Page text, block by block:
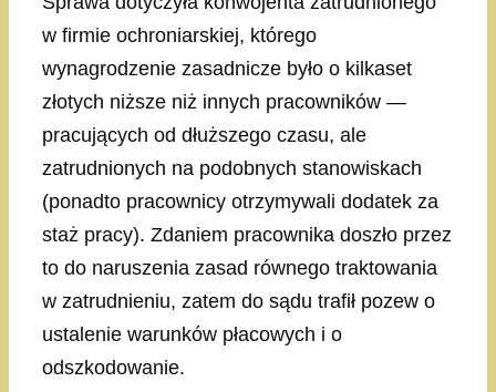
w firmie ochroniarskiej, którego
wynagrodzenie zasadnicze było o kilkaset
złotych niższe niż innych pracowników —
pracujących od dłuższego czasu, ale
zatrudnionych na podobnych stanowiskach
(ponadto pracownicy otrzymywali dodatek za
staż pracy). Zdaniem pracownika doszło przez
to do naruszenia zasad równego traktowania
w zatrudnieniu, zatem do sądu trafił pozew o
ustalenie warunków płacowych i o
odszkodowanie.